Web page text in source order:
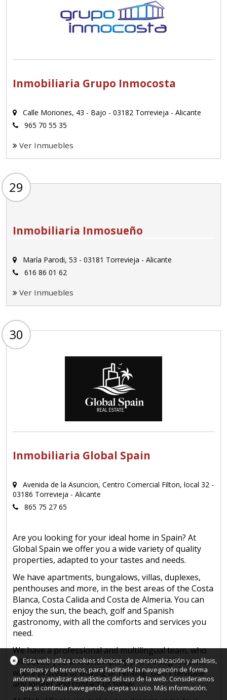
Inmobiliaria Grupo Inmocosta
Calle Moriones, 43 - Bajo - 03182 Torrevieja - Alicante
965 70 55 35
Ver Inmuebles
29
Inmobiliaria Inmosueño
María Parodi, 53 - 03181 Torrevieja - Alicante
616 86 01 62
Ver Inmuebles
30
Inmobiliaria Global Spain
Avenida de la Asuncion, Centro Comercial Filton, local 32 -
03186 Torrevieja - Alicante
865 75 27 65
Are you looking for your ideal home in Spain? At
Global Spain we offer you a wide variety of quality
properties, adapted to your tastes and needs.
We have apartments, bungalows, villas, duplexes,
penthouses and more, in the best areas of the Costa
Blanca, Costa Calida and Costa de Almeria. You can
enjoy the sun, the beach, golf and Spanish
gastronomy, with all the comforts and services you
need.
We have a professional and multilingual team, who
will advise you and accompany you throughout the
whole process of buying or renting. Don't hesitate
any longer and contact us today.
×
Esta web utiliza cookies técnicas, de personalización y análisis,
propias y de terceros, para facilitarle la navegación de forma
anónima y analizar estadísticas del uso de la web. Consideramos
que si continúa navegando, acepta su uso. Más información.